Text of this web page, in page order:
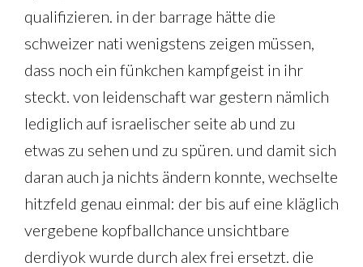
qualifizieren. in der barrage hätte die
schweizer nati wenigstens zeigen müssen,
dass noch ein fünkchen kampfgeist in ihr
steckt. von leidenschaft war gestern nämlich
lediglich auf israelischer seite ab und zu
etwas zu sehen und zu spüren. und damit sich
daran auch ja nichts ändern konnte, wechselte
hitzfeld genau einmal: der bis auf eine kläglich
vergebene kopfballchance unsichtbare
derdiyok wurde durch alex frei ersetzt. die